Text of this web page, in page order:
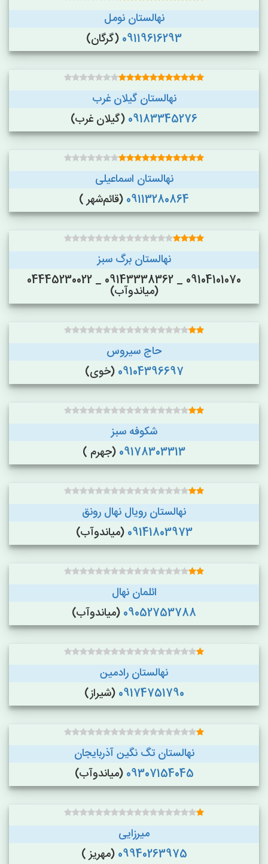
نهالستان نومل
09119616293 (گرگان)
نهالستان گیلان غرب
09183345276 (گیلان غرب)
نهالستان اسماعیلی
09113280864 (قائم‌شهر )
نهالستان برگ سبز
09104101070 _ 09143338362 _ 04445230022
(میاندوآب)
حاج سیروس
09104396697 (خوی)
شکوفه سبز
09178303313 (جهرم )
نهالستان رویال نهال رونق
09141803973 (میاندوآب)
ائلمان نهال
09052753788 (میاندوآب)
نهالستان رادمین
09174751790 (شیراز)
نهالستان تگ نگین آذربایجان
09307154045 (میاندوآب)
میرزایی
09940263975 (مهریز )